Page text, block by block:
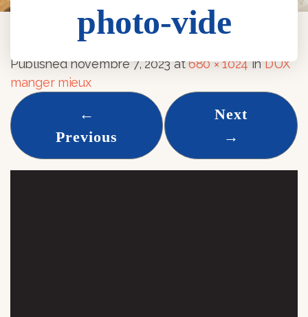
photo-vide
photo-vide
Publishednovembre 7, 2023at680 × 1024inDUX
manger mieux
←
Previous
Next
→